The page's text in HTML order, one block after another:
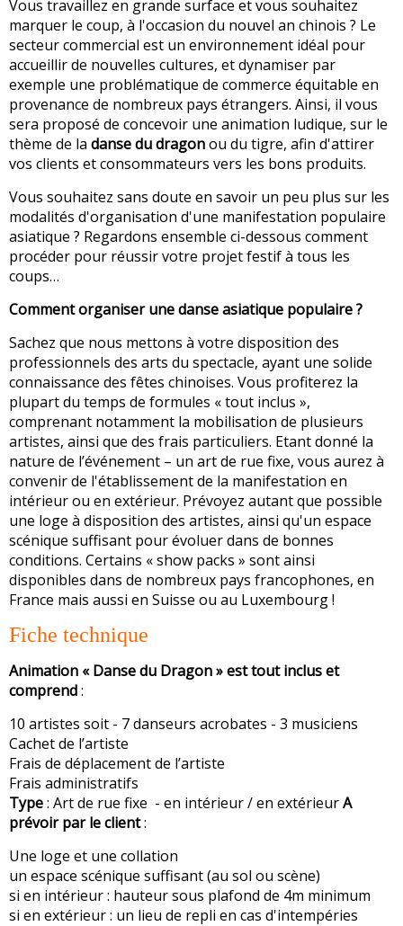
Vous travaillez en grande surface et vous souhaitez
marquer le coup, à l'occasion du nouvel an chinois ? Le
secteur commercial est un environnement idéal pour
accueillir de nouvelles cultures, et dynamiser par
exemple une problématique de commerce équitable en
provenance de nombreux pays étrangers. Ainsi, il vous
sera proposé de concevoir une animation ludique, sur le
thème de la danse du dragonou du tigre, afin d'attirer
vos clients et consommateurs vers les bons produits.
Vous souhaitez sans doute en savoir un peu plus sur les
modalités d'organisation d'une manifestation populaire
asiatique ? Regardons ensemble ci-dessous comment
procéder pour réussir votre projet festif à tous les
coups…
Comment organiser une danse asiatique populaire ?
Sachez que nous mettons à votre disposition des
professionnels des arts du spectacle, ayant une solide
connaissance des fêtes chinoises. Vous profiterez la
plupart du temps de formules « tout inclus »,
comprenant notamment la mobilisation de plusieurs
artistes, ainsi que des frais particuliers. Etant donné la
nature de l’événement – un art de rue fixe, vous aurez à
convenir de l'établissement de la manifestation en
intérieur ou en extérieur. Prévoyez autant que possible
une loge à disposition des artistes, ainsi qu'un espace
scénique suffisant pour évoluer dans de bonnes
conditions. Certains « show packs » sont ainsi
disponibles dans de nombreux pays francophones, en
France mais aussi en Suisse ou au Luxembourg !
Fiche technique
Animation « Danse du Dragon » est tout inclus et
comprend:
10 artistes soit - 7 danseurs acrobates - 3 musiciens
Cachet de l’artiste
Frais de déplacement de l’artiste
Frais administratifs
Type: Art de rue fixe - en intérieur / en extérieurA
prévoir par le client:
Une loge et une collation
un espace scénique suffisant (au sol ou scène)
si en intérieur : hauteur sous plafond de 4m minimum
si en extérieur : un lieu de repli en cas d'intempéries